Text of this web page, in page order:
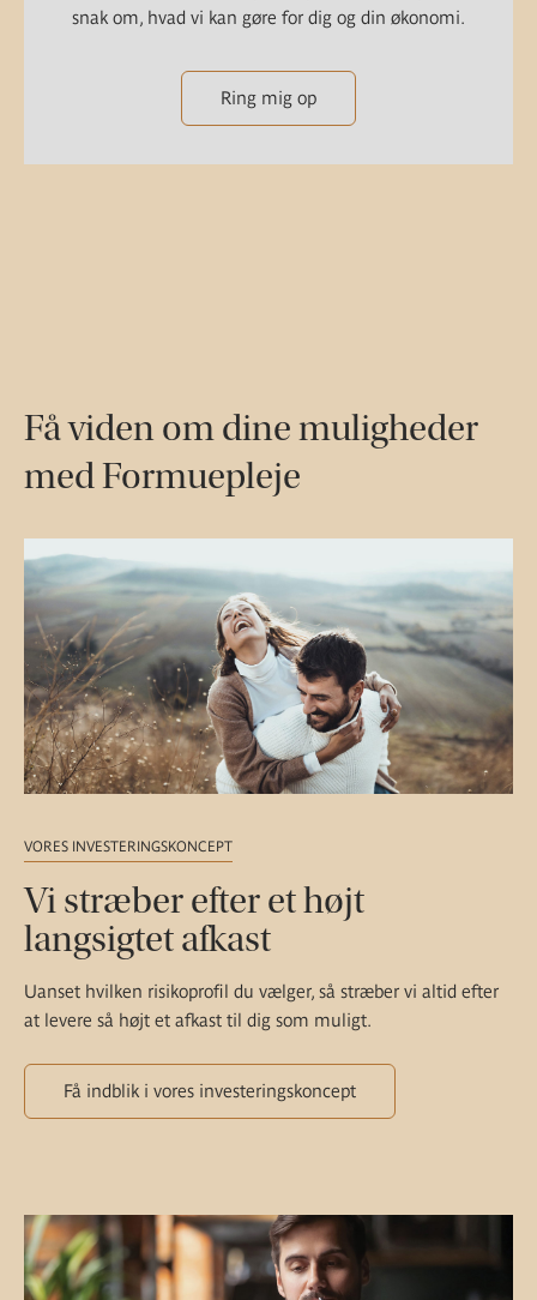
snak om, hvad vi kan gøre for dig og din økonomi.
Ring mig op
Få viden om dine muligheder
med Formuepleje
VORES INVESTERINGSKONCEPT
Vi stræber efter et højt
langsigtet afkast
Uanset hvilken risikoprofil du vælger, så stræber vi altid efter
at levere så højt et afkast til dig som muligt.
Få indblik i vores investeringskoncept